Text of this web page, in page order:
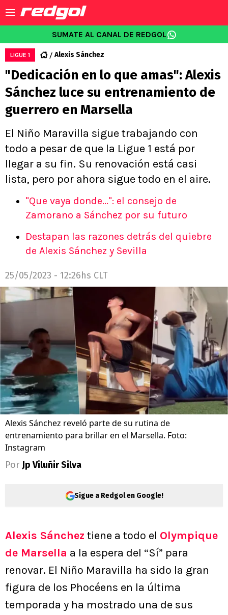
SUMATE AL CANAL DE REDGOL
LIGUE 1 Alexis Sánchez
"Dedicación en lo que amas": Alexis
Sánchez luce su entrenamiento de
guerrero en Marsella
El Niño Maravilla sigue trabajando con
todo a pesar de que la Ligue 1 está por
llegar a su fin. Su renovación está casi
lista, pero por ahora sigue todo en el aire.
"Que vaya donde...": el consejo de
Zamorano a Sánchez por su futuro
Destapan las razones detrás del quiebre
de Alexis Sánchez y Sevilla
25/05/2023 - 12:26hs CLT
Alexis Sánchez reveló parte de su rutina de
entrenamiento para brillar en el Marsella. Foto:
Instagram
Por Jp Viluñir Silva
Sigue a Redgol en Google!
Alexis Sánchez tiene a todo el Olympique
de Marsella a la espera del “Sí” para
renovar. El Niño Maravilla ha sido la gran
figura de los Phocéens en la última
temporada y ha mostrado una de sus